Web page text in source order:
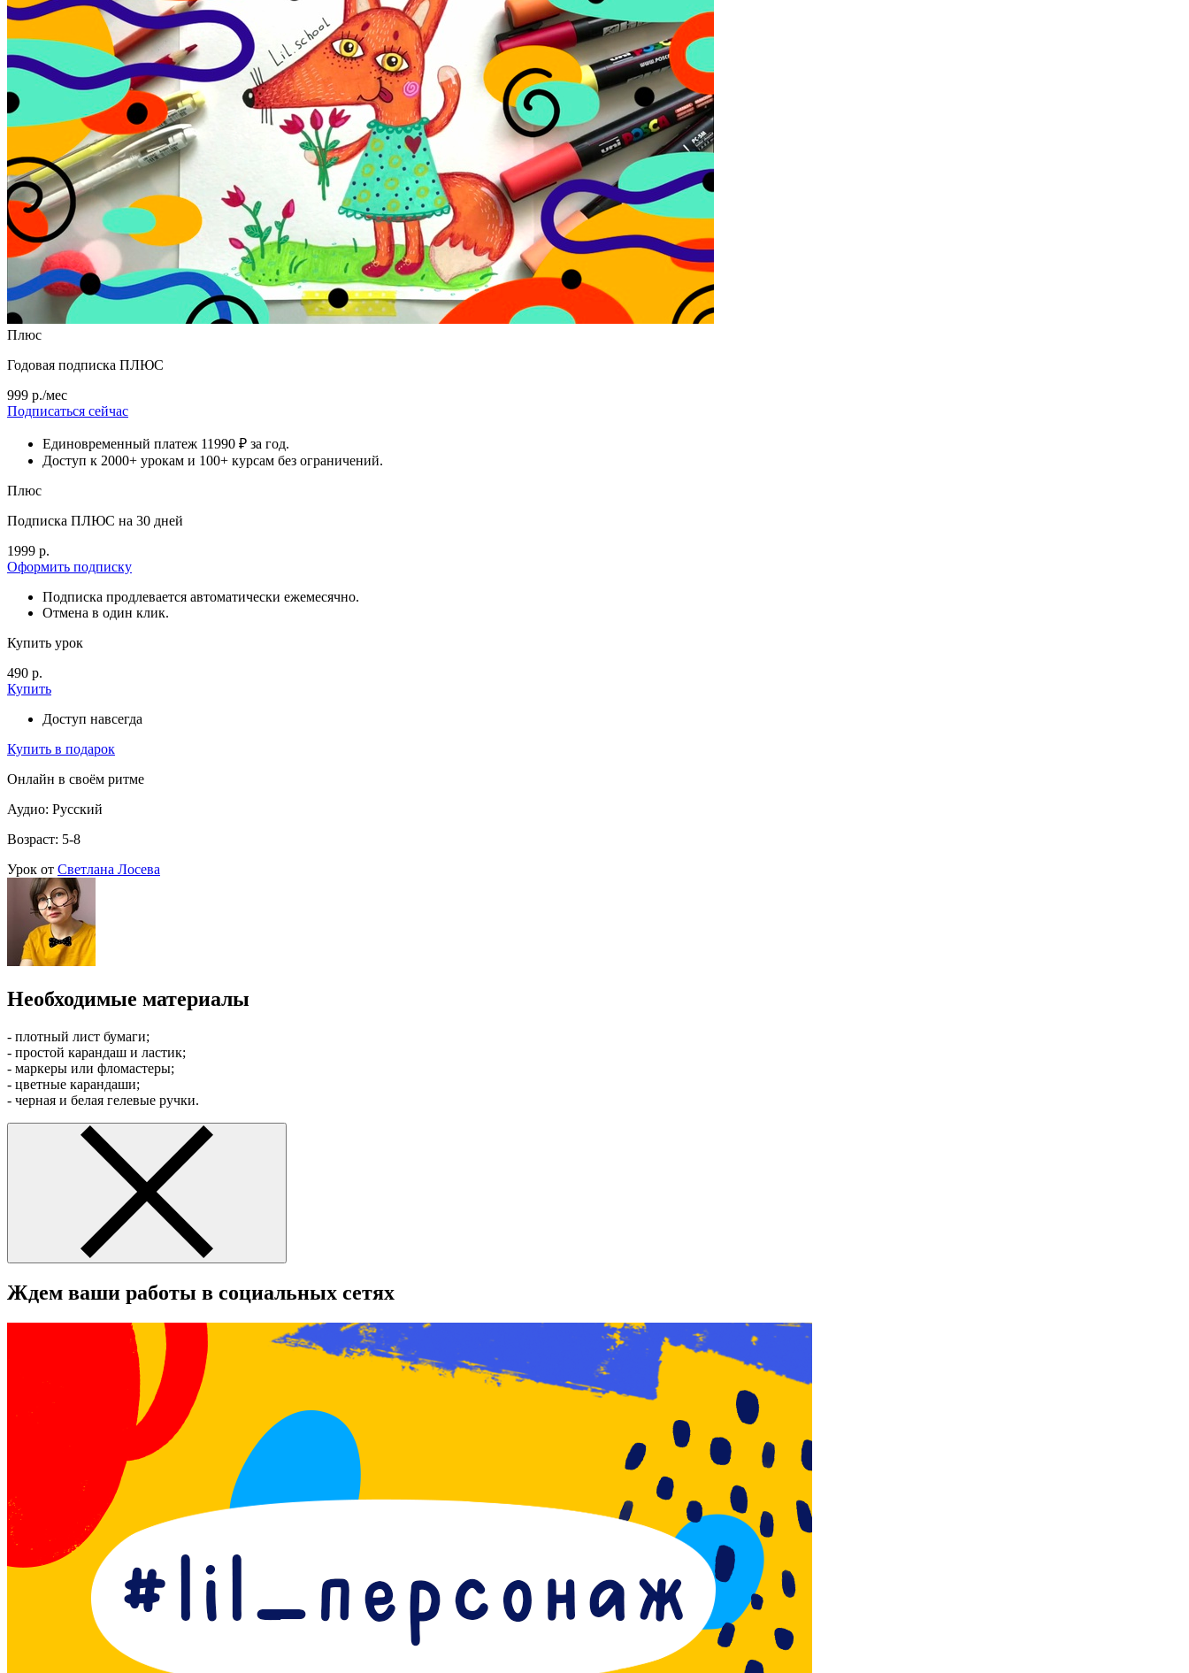
Плюс
Годовая подписка ПЛЮС
999 р./мес
Подписаться сейчас
Единовременный платеж 11990 ₽ за год.
Доступ к 2000+ урокам и 100+ курсам без ограничений.
Плюс
Подписка ПЛЮС на 30 дней
1999 р.
Оформить подписку
Подписка продлевается автоматически ежемесячно.
Отмена в один клик.
Купить урок
490 р.
Купить
Доступ навсегда
Купить в подарок
Онлайн в своём ритме
Аудио: Русский
Возраст: 5-8
Урок от Светлана Лосева
Необходимые материалы
- плотный лист бумаги;
- простой карандаш и ластик;
- маркеры или фломастеры;
- цветные карандаши;
- черная и белая гелевые ручки.
Ждем ваши работы в социальных сетях